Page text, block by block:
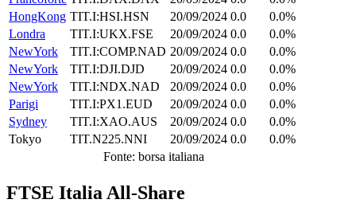
HongKong TIT.I:HSI.HSN 20/09/2024 0.0
0.0%
Londra
TIT.I:UKX.FSE 20/09/2024 0.0
0.0%
NewYork
TIT.I:COMP.NAD 20/09/2024 0.0
0.0%
NewYork
TIT.I:DJI.DJD 20/09/2024 0.0
0.0%
NewYork
TIT.I:NDX.NAD 20/09/2024 0.0
0.0%
Parigi
TIT.I:PX1.EUD 20/09/2024 0.0
0.0%
Sydney
TIT.I:XAO.AUS 20/09/2024 0.0
0.0%
Tokyo
TIT.N225.NNI 20/09/2024 0.0
0.0%
Fonte: borsa italiana
FTSE Italia All-Share